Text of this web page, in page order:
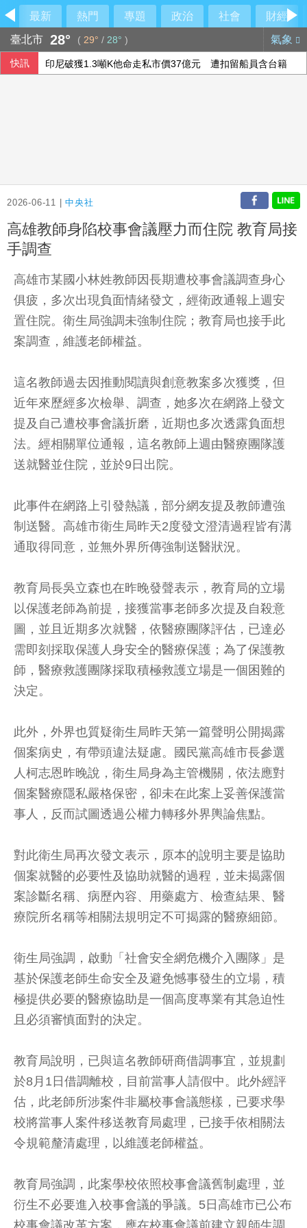
最新 熱門 專題 政治 社會
財經
臺北市 28° ( 29° / 28° ) 氣象
快訊 印尼破獲1.3噸K他命走私市價37億元 遭扣留船員含台籍
2026-06-11 |中央社
高雄教師身陷校事會議壓力而住院 教育局接
手調查
高雄市某國小林姓教師因長期遭校事會議調查身心
俱疲，多次出現負面情緒發文，經衛政通報上週安
置住院。衛生局強調未強制住院；教育局也接手此
案調查，維護老師權益。
這名教師過去因推動閱讀與創意教案多次獲獎，但
近年來歷經多次檢舉、調查，她多次在網路上發文
提及自己遭校事會議折磨，近期也多次透露負面想
法。經相關單位通報，這名教師上週由醫療團隊護
送就醫並住院，並於9日出院。
此事件在網路上引發熱議，部分網友提及教師遭強
制送醫。高雄市衛生局昨天2度發文澄清過程皆有溝
通取得同意，並無外界所傳強制送醫狀況。
教育局長吳立森也在昨晚發聲表示，教育局的立場
以保護老師為前提，接獲當事老師多次提及自殺意
圖，並且近期多次就醫，依醫療團隊評估，已達必
需即刻採取保護人身安全的醫療保護；為了保護教
師，醫療救護團隊採取積極救護立場是一個困難的
決定。
此外，外界也質疑衛生局昨天第一篇聲明公開揭露
個案病史，有帶頭違法疑慮。國民黨高雄市長參選
人柯志恩昨晚說，衛生局身為主管機關，依法應對
個案醫療隱私嚴格保密，卻未在此案上妥善保護當
事人，反而試圖透過公權力轉移外界輿論焦點。
對此衛生局再次發文表示，原本的說明主要是協助
個案就醫的必要性及協助就醫的過程，並未揭露個
案診斷名稱、病歷內容、用藥處方、檢查結果、醫
療院所名稱等相關法規明定不可揭露的醫療細節。
衛生局強調，啟動「社會安全網危機介入團隊」是
基於保護老師生命安全及避免憾事發生的立場，積
極提供必要的醫療協助是一個高度專業有其急迫性
且必須審慎面對的決定。
教育局說明，已與這名教師研商借調事宜，並規劃
於8月1日借調離校，目前當事人請假中。此外經評
估，此老師所涉案件非屬校事會議態樣，已要求學
校將當事人案件移送教育局處理，已接手依相關法
令規範釐清處理，以維護老師權益。
教育局強調，此案學校依照校事會議舊制處理，並
衍生不必要進入校事會議的爭議。5日高雄市已公布
校事會議改革方案，應在校事會議前建立親師生調